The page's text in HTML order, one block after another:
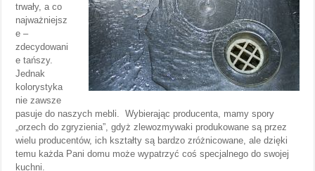
trwały, a co
najważniejsz
e –
zdecydowani
e tańszy.
Jednak
kolorystyka
nie zawsze
pasuje do naszych mebli. Wybierając producenta, mamy spory
„orzech do zgryzienia”, gdyż zlewozmywaki produkowane są przez
wielu producentów, ich kształty są bardzo zróżnicowane, ale dzięki
temu każda Pani domu może wypatrzyć coś specjalnego do swojej
kuchni.